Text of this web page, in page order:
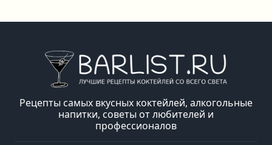
Рецепты самых вкусных коктейлей, алкогольные
напитки, советы от любителей и
профессионалов